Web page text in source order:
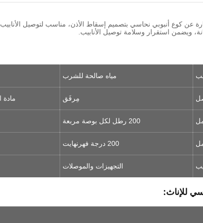
عن كوع أنبوبي نحاسي بتصميم إسقاط الأذن، مناسب لتوصيل الأنابيب
ويضمن استقرار وسلامة توصيل الأنابيب.
مياه صالحة للشرب
مِرفَق مادة
200 رطل لكل بوصة مربعة
200 درجة فهرنهايت
التجهيزات والموصلات
للإناث: